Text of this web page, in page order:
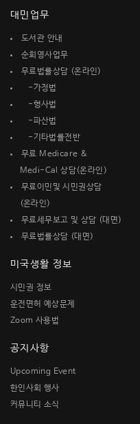
대민업무
도서관 안내
순회영사업무
무료법률상담 (온라인)
-가정법
-형사법
-파산법
-기타법률전반
무료 Medicare &
Medi-Cal 상담(온라인)
무료이민및 시민권상담
(온라인)
무료세무보고 및 상담 (대면)
무료법률상담 (대면)
미국생활 정보
시민권 정보
운전면허 예상문제
Zoom 사용법
공지사항
Upcoming Event
한인사회 행사
커뮤니티 소식